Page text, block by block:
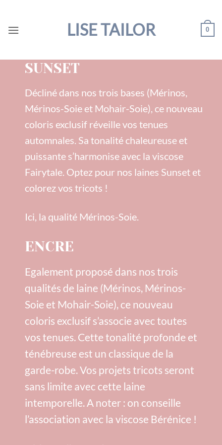
contenu
LISE TAILOR 0
SUNSET
Décliné dans nos trois bases (Mérinos,
Mérinos-Soie et Mohair-Soie), ce nouveau
coloris exclusif réveille vos tenues
automnales. Sa tonalité chaleureuse et
puissante s’harmonise avec la viscose
Fairytale. Optez pour nos laines Sunset et
colorez vos tricots !
Ici, la qualité Mérinos-Soie.
ENCRE
Egalement proposé dans nos trois
qualités de laine (Mérinos, Mérinos-
Soie et Mohair-Soie), ce nouveau
coloris exclusif s’associe avec toutes
vos tenues. Cette tonalité profonde et
ténébreuse est un classique de la
garde-robe. Vos projets tricots seront
sans limite avec cette laine
intemporelle. A noter : on conseille
l’association avec la viscose Bérénice !